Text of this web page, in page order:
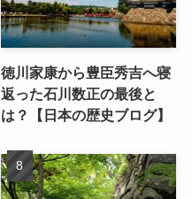
徳川家康から豊臣秀吉へ寝
返った石川数正の最後と
は？【日本の歴史ブログ】